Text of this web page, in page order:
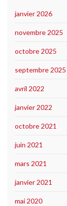
janvier 2026
novembre 2025
octobre 2025
septembre 2025
avril 2022
janvier 2022
octobre 2021
juin 2021
mars 2021
janvier 2021
mai 2020